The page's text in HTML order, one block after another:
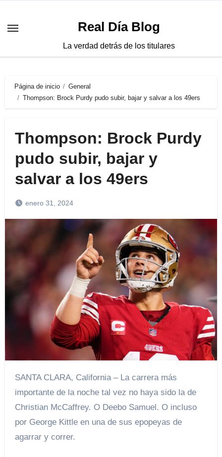
contenido
Real Día Blog
La verdad detrás de los titulares
Página de inicio
General
Thompson: Brock Purdy pudo subir, bajar y salvar a los 49ers
Thompson: Brock Purdy
pudo subir, bajar y
salvar a los 49ers
enero 31, 2024
SANTA CLARA, California – La carrera más
importante de la noche tal vez no haya sido la de
Christian McCaffrey. O Deebo Samuel. O incluso
por George Kittle en una de sus epopeyas de
agarrar y correr.